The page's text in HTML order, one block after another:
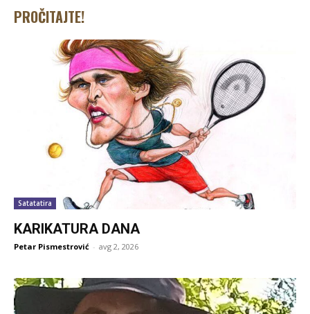
PROČITAJTE!
Satatatira
KARIKATURA DANA
Petar Pismestrović - avg 2, 2026